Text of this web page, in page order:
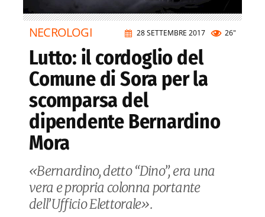
28 SETTEMBRE 2017 26"
NECROLOGI
Lutto: il cordoglio del
Comune di Sora per la
scomparsa del
dipendente Bernardino
Mora
«Bernardino, detto “Dino”, era una
vera e propria colonna portante
dell’Ufficio Elettorale».